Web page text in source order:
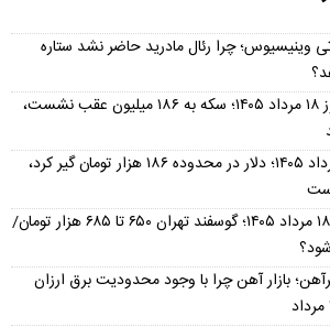
وینیسیوس؛ چرا رئال مادرید حاضر نشد ستاره
قیمت طلا و سکه امروز ۱۸ مرداد ۱۴۰۵؛ سکه به ۱۸۶ میلیون عقب نشست،
قیمت دلار امروز ۱۸ مرداد ۱۴۰۵؛ دلار در محدوده ۱۸۶ هزار تومان گیر کرد،
قیمت دام زنده امروز ۱۸ مرداد ۱۴۰۵؛ گوسفند تهران ۶۵۰ تا ۶۸۵ هزار تومان/
تیرآهن؛ بازار آهن چرا با وجود محدودیت برق ارزان